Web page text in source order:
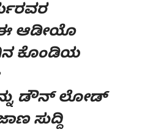
ರವರ
ಆಡೀಯೊ
ಕೊಂಡಿಯ
ಡೌನ್ ಲೋಡ್
ಸುದ್ದಿ